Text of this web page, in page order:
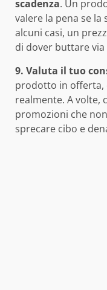
scadenza. Un
valere la pena se la
alcuni casi, un
di dover buttare
9. Valuta il tuo
prodotto in offerta,
realmente. A volte,
promozioni che
sprecare cibo e